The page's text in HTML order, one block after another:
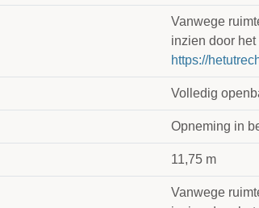
Vanwege
inzien door
https://
Volledig
Opneming in
11,75 m
Vanwege